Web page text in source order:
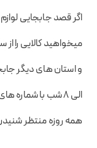
اگر قصد جابجایی
میخواهید کالایی را
الی 8 شب با شماره
همه روزه منتظر